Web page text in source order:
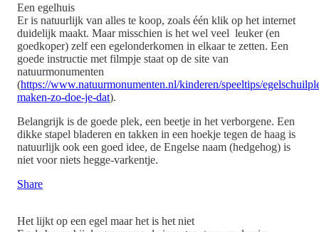
Een egelhuis
Er is natuurlijk van alles te koop, zoals één klik op het internet
duidelijk maakt. Maar misschien is het wel veel leuker (en
goedkoper) zelf een egelonderkomen in elkaar te zetten. Een
goede instructie met filmpje staat op de site van
natuurmonumenten
(https://www.natuurmonumenten.nl/kinderen/speeltips/
maken-zo-doe-je-dat).
Belangrijk is de goede plek, een beetje in het verborgene. Een
dikke stapel bladeren en takken in een hoekje tegen de haag is
natuurlijk ook een goed idee, de Engelse naam (hedgehog) is
niet voor niets hegge-varkentje.
Share
Het lijkt op een egel maar het is het niet